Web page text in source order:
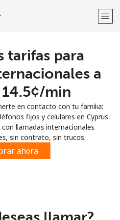
con
tarifas para
a
min
en contacto con tu familia:
fijos y celulares en Cyprus
llamadas internacionales
sin contrato, sin trucos.
ahora